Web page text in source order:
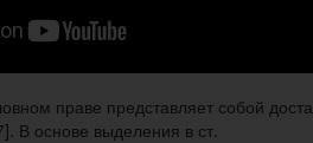
праве представляет собой
В основе выделения в ст.